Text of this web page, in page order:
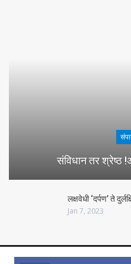
संविधान तर श्रेष्ठ
लक्षवेधी ‘दर्पण’ ते
Jan 7, 2023